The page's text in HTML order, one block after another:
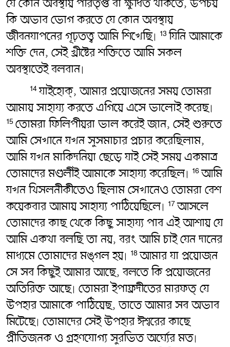
কি অভাব ভোগ করতে যে কোন অবস্থায়
জীবনযাপনের গূঢ়তত্ত্ব আমি শিখেছি৷ 13যিনি আমাকে
শক্তি দেন, সেই খ্রীষ্টের শক্তিতে আমি সকল
অবস্থাতেই বলবান৷
14যাইহোক্, আমার প্রয়োজনের সময় তোমরা
আমায় সাহায্য করতে এগিয়ে এসে ভালোই করেছ৷
15 তোমরা ফিলিপীয়রা ভাল করেই জান, সেই শুরুতে
আমি সেখানে যখন সুসমাচার প্রচার করেছিলাম,
আমি যখন মাকিদনিয়া ছেড়ে যাই সেই সময় একমাত্র
তোমাদের মণ্ডলীই আমাকে সাহায্য করেছিল৷ 16আমি
যখন থিসলনীকীতেও ছিলাম সেখানেও তোমরা বেশ
কয়েকবার আমায় সাহায্য পাঠিয়েছিলে৷ 17আসলে
তোমাদের কাছ থেকে কিছু সাহায্য পাব এই আশায় যে
আমি একথা বলছি তা নয়, বরং আমি চাই যেন দানের
মাধ্যমে তোমাদের মঙ্গল হয়৷ 18আমার যা প্রয়োজন
সে সব কিছুই আমার আছে, বলতে কি প্রয়োজনের
অতিরিক্ত আছে৷ তোমরা ইপাফ্রদীতের মারফত্ যে
উপহার আমাকে পাঠিয়েছ, তাতে আমার সব অভাব
মিটেছে৷ তোমাদের সেই উপহার ঈশ্বরের কাছে
প্রীতিজনক ও গ্রহণযোগ্য সুরভিত অর্ঘ্যের মত৷